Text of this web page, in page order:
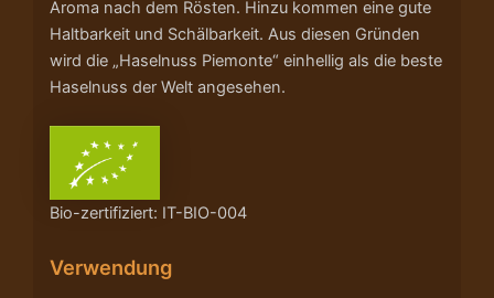
Aroma nach dem Rösten. Hinzu kommen eine gute
Haltbarkeit und Schälbarkeit. Aus diesen Gründen
wird die „Haselnuss Piemonte“ einhellig als die beste
Haselnuss der Welt angesehen.
Bio-zertifiziert: IT-BIO-004
Verwendung